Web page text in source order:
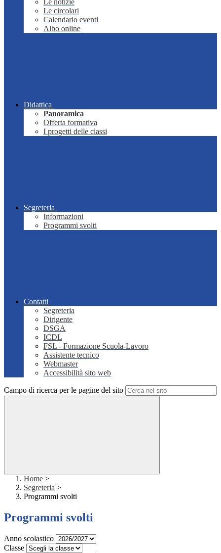
Le notizie
Le circolari
Calendario eventi
Albo online
Didattica
Panoramica
Offerta formativa
I progetti delle classi
Segreteria
Informazioni
Programmi svolti
Contatti
Segreteria
Dirigente
DSGA
ICDL
FSL - Formazione Scuola-Lavoro
Assistente tecnico
Webmaster
Accessibilità sito web
Campo di ricerca per le pagine del sito
Home >
Segreteria >
Programmi svolti
Programmi svolti
Anno scolastico
Classe